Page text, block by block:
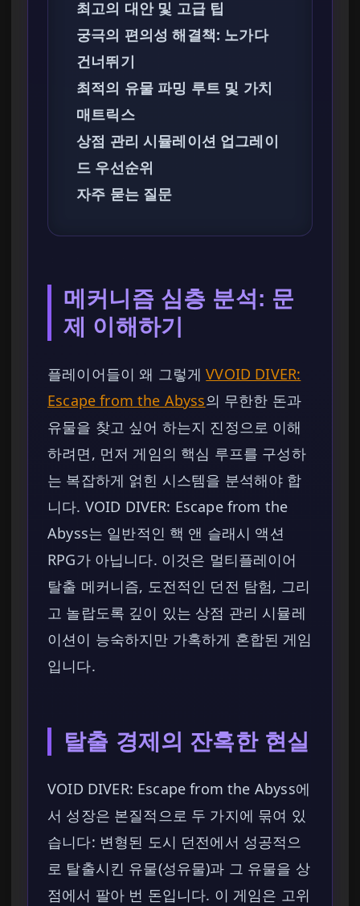
최고의 대안 및 고급 팁
궁극의 편의성 해결책: 노가다
건너뛰기
최적의 유물 파밍 루트 및 가치
매트릭스
상점 관리 시뮬레이션 업그레이
드 우선순위
자주 묻는 질문
메커니즘 심층 분석: 문
제 이해하기
플레이어들이 왜 그렇게VVOID DIVER:
Escape from the Abyss의 무한한 돈과
유물을 찾고 싶어 하는지 진정으로 이해
하려면, 먼저 게임의 핵심 루프를 구성하
는 복잡하게 얽힌 시스템을 분석해야 합
니다. VOID DIVER: Escape from the
Abyss는 일반적인 핵 앤 슬래시 액션
RPG가 아닙니다. 이것은 멀티플레이어
탈출 메커니즘, 도전적인 던전 탐험, 그리
고 놀랍도록 깊이 있는 상점 관리 시뮬레
이션이 능숙하지만 가혹하게 혼합된 게임
입니다.
탈출 경제의 잔혹한 현실
VOID DIVER: Escape from the Abyss에
서 성장은 본질적으로 두 가지에 묶여 있
습니다: 변형된 도시 던전에서 성공적으
로 탈출시킨 유물(성유물)과 그 유물을 상
점에서 팔아 번 돈입니다. 이 게임은 고위